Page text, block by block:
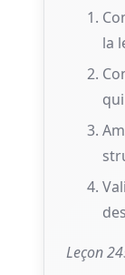
la
Leçon